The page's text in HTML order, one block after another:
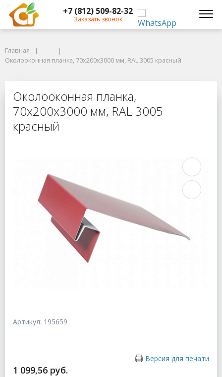
+7 (812) 509-82-32
Заказать звонок
Околооконная планка, 70x200x3000 мм, RAL 3005 красный
Околооконная планка,
Главная
Околооконная планка, 70x200x3000 мм, RAL 3005 красный
Околооконная планка,
70x200x3000 мм, RAL 3005
красный
Артикул: 195659
Версия для печати
1 099,56 руб.